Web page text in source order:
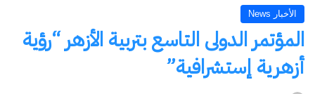
الأخبار News
المؤتمر الدولى التاسع بتربية الأزهر “رؤية
أزهرية إستشرافية”